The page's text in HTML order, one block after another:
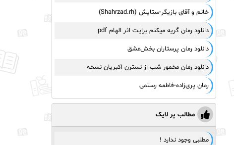
خانم و آقای بازیگر-ستایش (Shahrzad.rh)
دانلود رمان گریه میکنم برایت اثر الهام pdf
دانلود رمان پرستاران بخش‌عشق
دانلود رمان مخمور شب از نسترن اکبریان نسخه
رمان پری‌زاده-فاطمه رستمی
مطالب پر لایک
مطلبی وجود ندارد !